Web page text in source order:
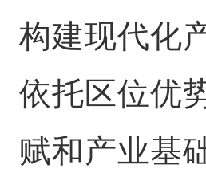
构建现代化
依托区位优
赋和产业基